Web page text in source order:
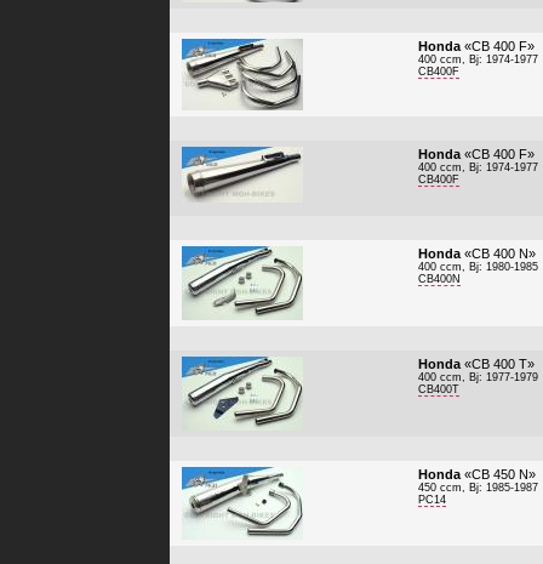
Honda «CB 400 F»
400 ccm, Bj: 1974-1977
CB400F
Honda «CB 400 F»
400 ccm, Bj: 1974-1977
CB400F
Honda «CB 400 N»
400 ccm, Bj: 1980-1985
CB400N
Honda «CB 400 T»
400 ccm, Bj: 1977-1979
CB400T
Honda «CB 450 N»
450 ccm, Bj: 1985-1987
PC14